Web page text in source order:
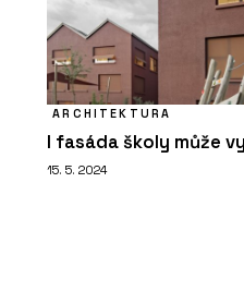
ARCHITEKTURA
I fasáda školy může
15. 5. 2024